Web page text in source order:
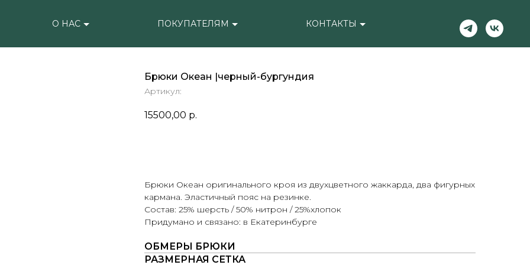
О НАС ПОКУПАТЕЛЯМ КОНТАКТЫ
Брюки Океан |черный-бургундия
Артикул:
15500,00 р.
Брюки Океан оригинального кроя из двухцветного жаккарда, два фигурных
кармана. Эластичный пояс на резинке.
Состав: 25% шерсть / 50% нитрон / 25%хлопок
Придумано и связано: в Екатеринбурге
ОБМЕРЫ БРЮКИ
РАЗМЕРНАЯ СЕТКА